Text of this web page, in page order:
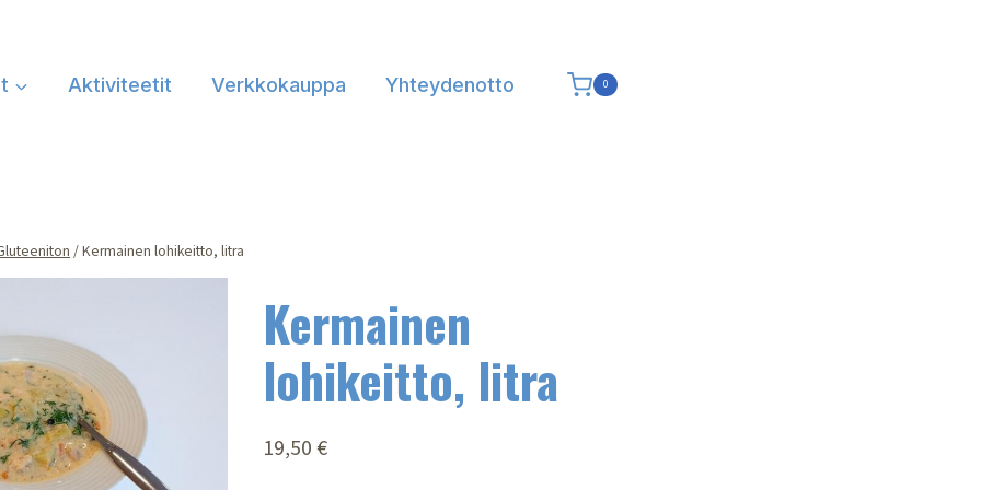
Aktiviteetit Verkkokauppa Yhteydenotto 0
/Kermainen lohikeitto, litra
Kermainen
lohikeitto, litra
19,50€